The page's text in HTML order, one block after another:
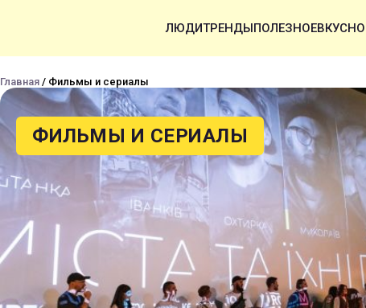
ЛЮДИТРЕНДЫПОЛЕЗНОЕВКУСНО
Главная / Фильмы и сериалы
ФИЛЬМЫ И СЕРИАЛЫ